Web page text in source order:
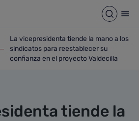
Abrir
opciones del camino de migas
La vicepresidenta tiende la mano a
La vicepresidenta tiende la mano a los
sindicatos para reestablecer su
confianza en el proyecto Valdecilla
tiende la